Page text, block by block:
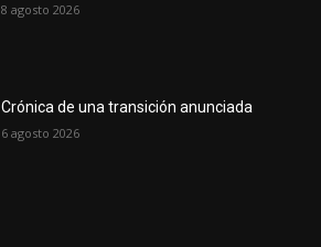
8 agosto 2026
Crónica de una transición anunciada
6 agosto 2026